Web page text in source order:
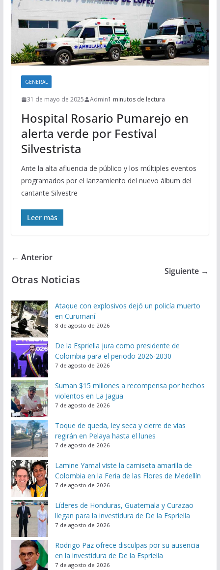
GENERAL
31 de mayo de 2025 Admin1 minutos de lectura
Hospital Rosario Pumarejo en
alerta verde por Festival
Silvestrista
Ante la alta afluencia de público y los múltiples eventos
programados por el lanzamiento del nuevo álbum del
cantante Silvestre
Leer más
← Anterior
Siguiente →
Otras Noticias
Ataque con explosivos dejó un policía muerto
en Curumaní
8 de agosto de 2026
De la Espriella jura como presidente de
Colombia para el periodo 2026-2030
7 de agosto de 2026
Suman $15 millones a recompensa por hechos
violentos en La Jagua
7 de agosto de 2026
Toque de queda, ley seca y cierre de vías
regirán en Pelaya hasta el lunes
7 de agosto de 2026
Lamine Yamal viste la camiseta amarilla de
Colombia en la Feria de las Flores de Medellín
7 de agosto de 2026
Líderes de Honduras, Guatemala y Curazao
llegan para la investidura de De la Espriella
7 de agosto de 2026
Rodrigo Paz ofrece disculpas por su ausencia
en la investidura de De la Espriella
7 de agosto de 2026